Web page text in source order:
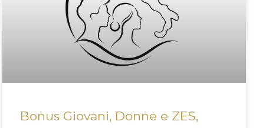
Bonus Giovani, Donne e ZES,